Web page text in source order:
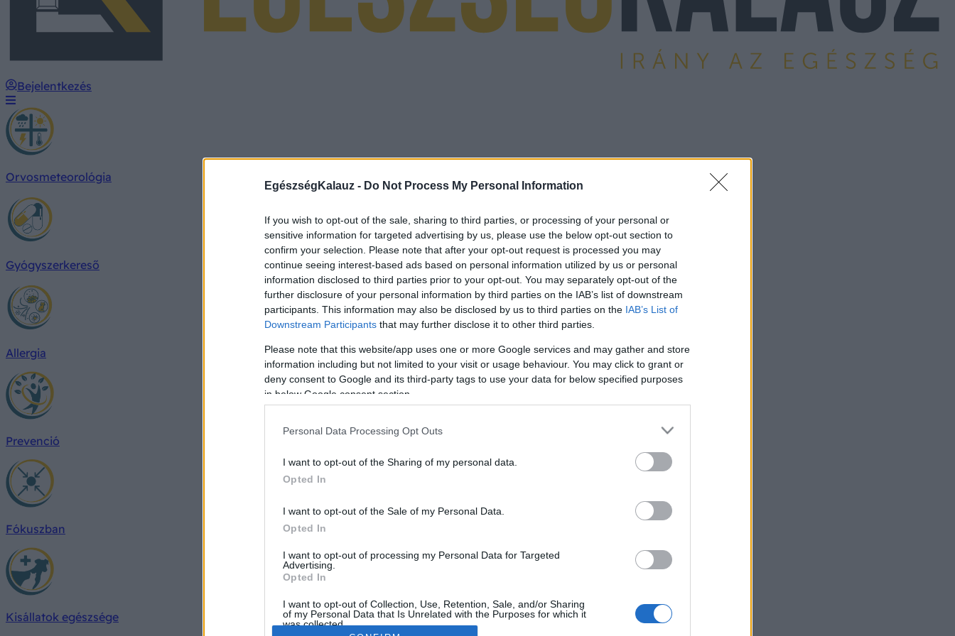
EgészségKalauz - Do Not Process My Personal Information
If you wish to opt-out of the sale, sharing to third parties, or processing of your personal or
sensitive information for targeted advertising by us, please use the below opt-out section to
confirm your selection. Please note that after your opt-out request is processed you may
continue seeing interest-based ads based on personal information utilized by us or personal
information disclosed to third parties prior to your opt-out. You may separately opt-out of the
further disclosure of your personal information by third parties on the IAB’s list of downstream
participants. This information may also be disclosed by us to third parties on the IAB’s List of
Downstream Participants that may further disclose it to other third parties.
Please note that this website/app uses one or more Google services and may gather and store
information including but not limited to your visit or usage behaviour. You may click to grant or
deny consent to Google and its third-party tags to use your data for below specified purposes
in below Google consent section.
Personal Data Processing Opt Outs
I want to opt-out of the Sharing of my personal data.
Opted In
I want to opt-out of the Sale of my Personal Data.
Opted In
I want to opt-out of processing my Personal Data for Targeted
Advertising.
Opted In
I want to opt-out of Collection, Use, Retention, Sale, and/or Sharing
of my Personal Data that Is Unrelated with the Purposes for which it
was collected.
Bejelentkezés
Orvosmeteorológia
Gyógyszerkereső
Allergia
Prevenció
Fókuszban
Kisállatok egészsége